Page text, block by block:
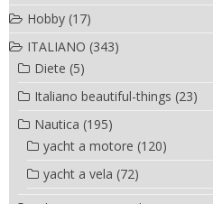
Hobby (17)
ITALIANO (343)
Diete (5)
Italiano beautiful-things (23)
Nautica (195)
yacht a motore (120)
yacht a vela (72)